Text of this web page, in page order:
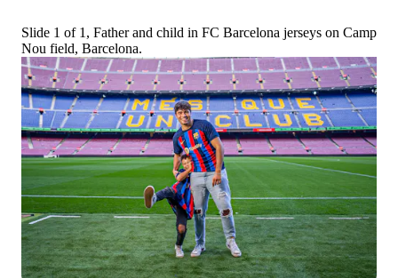
Slide 1 of 1, Father and child in FC Barcelona jerseys on Camp
Nou field, Barcelona.